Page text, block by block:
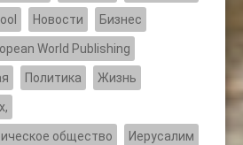
Новости Бизнес
World Publishing
Политика Жизнь
общество Иерусалим